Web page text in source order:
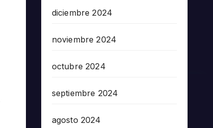
diciembre 2024
noviembre 2024
octubre 2024
septiembre 2024
agosto 2024